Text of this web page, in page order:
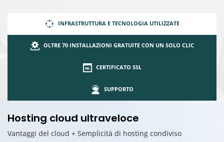
INFRASTRUTTURA E TECNOLOGIA UTILIZZATE
OLTRE 70 INSTALLAZIONI GRATUITE CON UN SOLO CLIC
CERTIFICATO SSL
SUPPORTO
Hosting cloud ultraveloce
Vantaggi del cloud + Semplicità di hosting condiviso